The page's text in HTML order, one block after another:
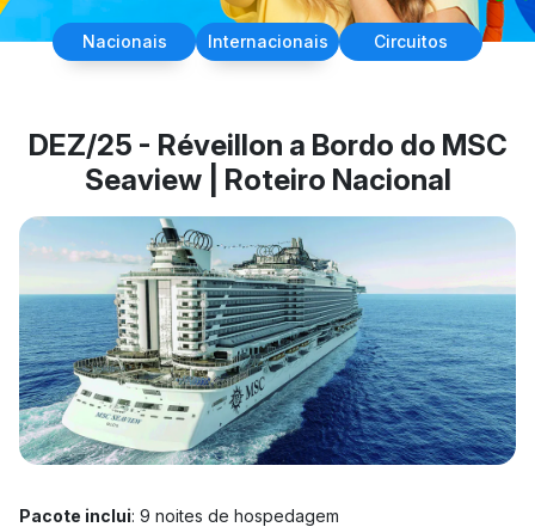
Nacionais Internacionais Circuitos
DEZ/25 - Réveillon a Bordo do MSC
Seaview | Roteiro Nacional
Pacote inclui: 9 noites de hospedagem